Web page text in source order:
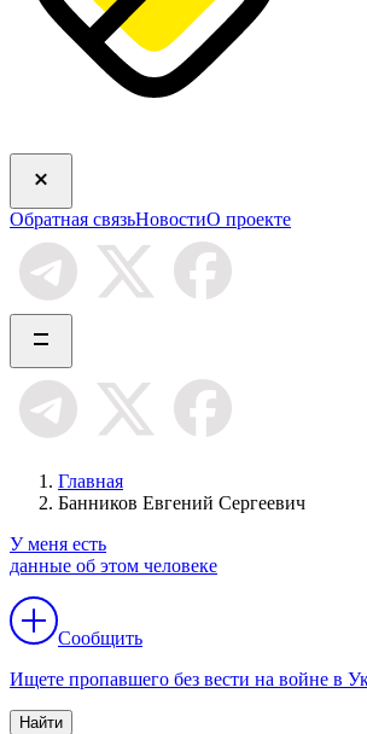
Обратная связьНовостиО проекте
Главная
Банников Евгений Сергеевич
У меня есть
данные об этом человеке
Сообщить
Ищете пропавшего без вести на войне в
Найти